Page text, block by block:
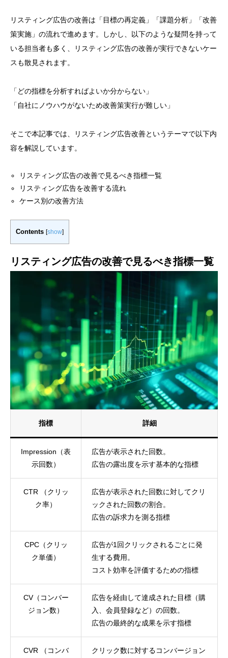
リスティング広告の改善は「目標の再定義」「課題分析」「改善
策実施」の流れで進めます。しかし、以下のような疑問を持って
いる担当者も多く、リスティング広告の改善が実行できないケー
スも散見されます。
「どの指標を分析すればよいか分からない」
「自社にノウハウがないため改善策実行が難しい」
そこで本記事では、リスティング広告改善というテーマで以下内
容を解説しています。
リスティング広告の改善で見るべき指標一覧
リスティング広告を改善する流れ
ケース別の改善方法
Contents [show]
リスティング広告の改善で見るべき指標一覧
指標 詳細
Impression（表
示回数）
広告が表示された回数。
広告の露出度を示す基本的な指標
CTR （クリッ
ク率）
広告が表示された回数に対してクリ
ックされた回数の割合。
広告の訴求力を測る指標
CPC（クリッ
ク単価）
広告が1回クリックされるごとに発
生する費用。
コスト効率を評価するための指標
CV（コンバー
ジョン数）
広告を経由して達成された目標（購
入、会員登録など）の回数。
広告の最終的な成果を示す指標
CVR （コンバ
クリック数に対するコンバージョン